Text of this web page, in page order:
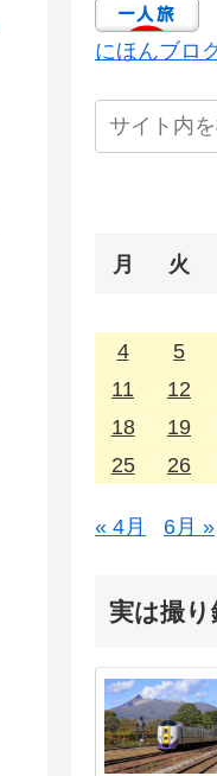
にほんブロ
月 火
4
5
11
12
18
19
25
26
« 4月 6月 »
実は撮